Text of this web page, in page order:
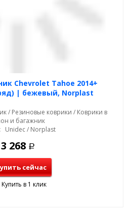
Chevrolet Tahoe 2014+
| бежевый, Norplast
/ Резиновые коврики / Коврики в
и багажник
Unidec / Norplast
3 268 Р
сейчас
Купить в 1 клик